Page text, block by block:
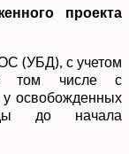
проекта
(УБД), с учетом
том числе с
освобожденных
до начала